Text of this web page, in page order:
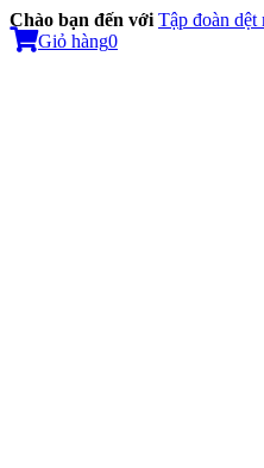
Chào bạn đến với Tập đoàn dệt
Giỏ hàng0